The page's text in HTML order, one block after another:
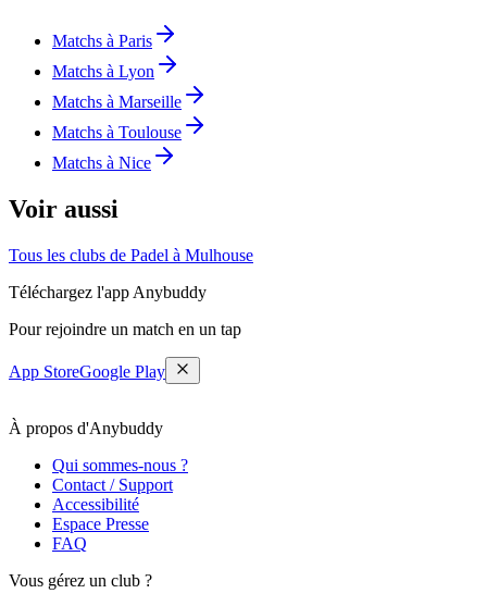
Matchs à Paris
Matchs à Lyon
Matchs à Marseille
Matchs à Toulouse
Matchs à Nice
Voir aussi
Tous les clubs de Padel à Mulhouse
Téléchargez l'app Anybuddy
Pour rejoindre un match en un tap
App StoreGoogle Play
À propos d'Anybuddy
Qui sommes-nous ?
Contact / Support
Accessibilité
Espace Presse
FAQ
Vous gérez un club ?